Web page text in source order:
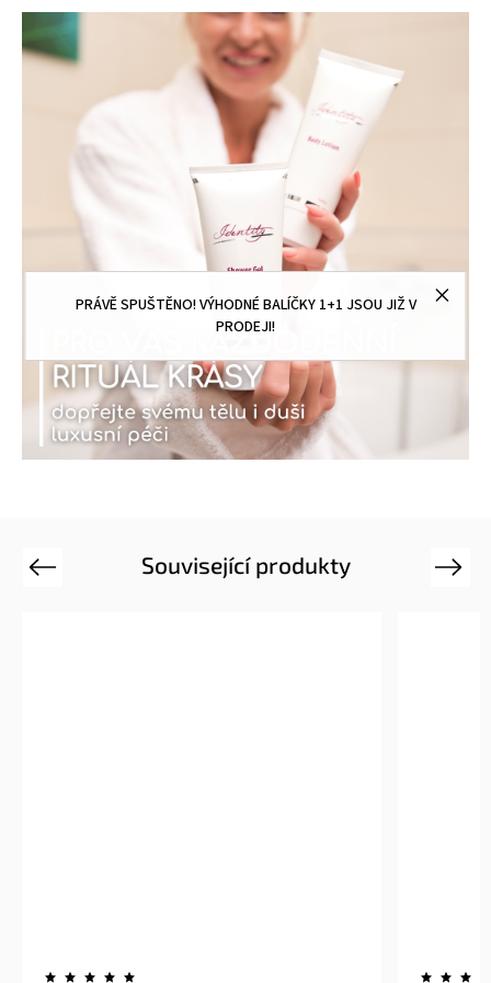
PRÁVĚ SPUŠTĚNO! VÝHODNÉ BALÍČKY 1+1 JSOU JIŽ V
PRODEJI!
Související produkty
Previous Next